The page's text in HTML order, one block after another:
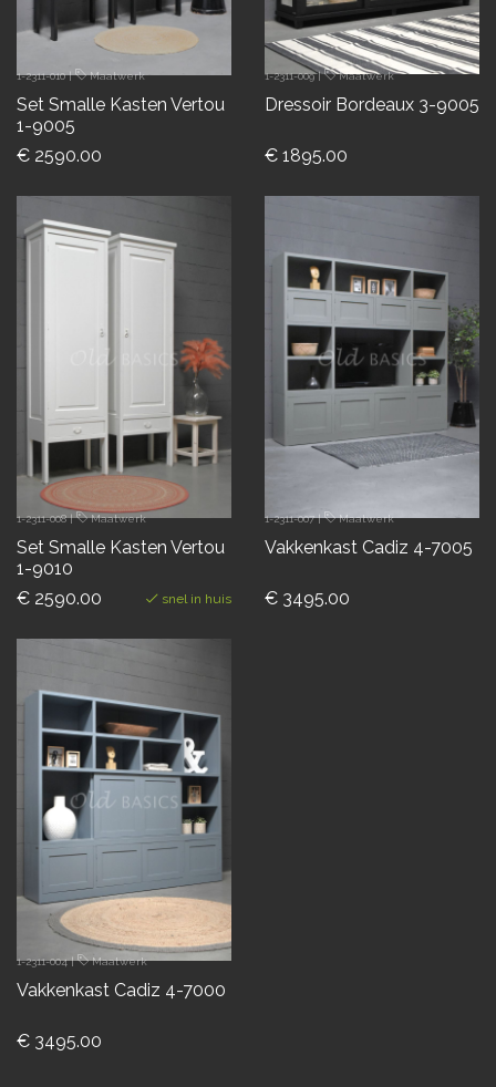
1-2311-010| Maatwerk
Set Smalle Kasten Vertou
1-9005
€ 2590.00
1-2311-009| Maatwerk
Dressoir Bordeaux 3-9005
€ 1895.00
1-2311-008| Maatwerk
Set Smalle Kasten Vertou
1-9010
€ 2590.00
snel in huis
1-2311-007| Maatwerk
Vakkenkast Cadiz 4-7005
€ 3495.00
1-2311-004| Maatwerk
Vakkenkast Cadiz 4-7000
€ 3495.00